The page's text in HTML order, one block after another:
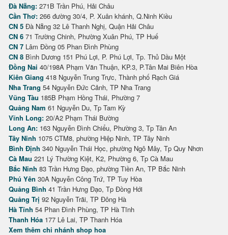
Đà Nẵng: 271B Trần Phú, Hải Châu
Cần Thơ: 266 đường 30/4, P. Xuân khánh, Q.Ninh Kiều
CN 5 Đà Nẵng 32 Lê Thanh Nghị, Quận Hải Châu
CN 6 71 Trường Chinh, Phường Xuân Phú, TP Huế
CN 7 Lâm Đồng 05 Phan Đình Phùng
CN 8 Bình Dương 151 Phú Lợi, P. Phú Lợi, Tp. Thủ Dầu Một
Đồng Nai 40/198A Phạm Văn Thuận, KP.3, P.Tân Mai Biên Hòa
Kiên Giang 418 Nguyễn Trung Trực, Thành phố Rạch Giá
Nha Trang 54 Nguyễn Đức Cảnh, TP Nha Trang
Vũng Tàu 185B Phạm Hồng Thái, Phường 7
Quảng Nam 61 Nguyễn Du, Tp Tam Kỳ
Vĩnh Long: 20/A2 Phạm Thái Bường
Long An: 163 Nguyễn Đình Chiểu, Phường 3, Tp Tân An
Tây Ninh 1075 CTM8, phường Hiệp Ninh, TP Tây Ninh
Bình Định 340 Nguyễn Thái Học, phường Ngô Mây, Tp Quy Nhơn
Cà Mau 221 Lý Thường Kiệt, K2, Phường 6, Tp Cà Mau
Bắc Ninh 83 Trần Hưng Đạo, phường Tiền An, TP Bắc Ninh
Phú Yên 30A Nguyễn Công Trứ, TP Tuy Hòa
Quảng Bình 41 Trần Hưng Đạo, Tp Đồng Hới
Quảng Trị 92 Nguyễn Trãi, TP Đông Hà
Hà Tĩnh 54 Phan Đình Phùng, TP Hà Tĩnh
Thanh Hóa 177 Lê Lai, TP Thanh Hóa
Xem thêm chi nhánh shop hoa